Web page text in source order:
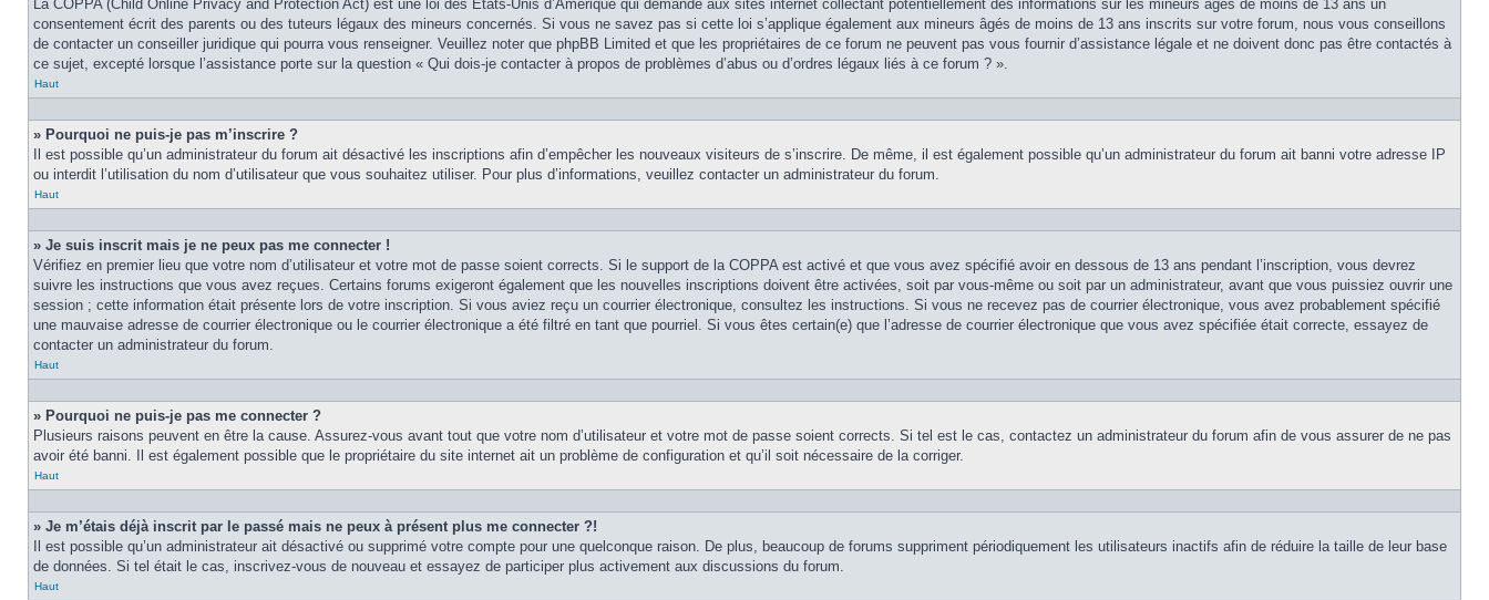
La COPPA (Child Online Privacy and Protection Act) est une loi des États-Unis d’Amérique qui demande aux sites internet collectant potentiellement des informations sur les mineurs âgés de moins de 13 ans un
consentement écrit des parents ou des tuteurs légaux des mineurs concernés. Si vous ne savez pas si cette loi s’applique également aux mineurs âgés de moins de 13 ans inscrits sur votre forum, nous vous conseillons
de contacter un conseiller juridique qui pourra vous renseigner. Veuillez noter que phpBB Limited et que les propriétaires de ce forum ne peuvent pas vous fournir d’assistance légale et ne doivent donc pas être contactés à
ce sujet, excepté lorsque l’assistance porte sur la question « Qui dois-je contacter à propos de problèmes d’abus ou d’ordres légaux liés à ce forum ? ».
Haut
» Pourquoi ne puis-je pas m’inscrire ?
Il est possible qu’un administrateur du forum ait désactivé les inscriptions afin d’empêcher les nouveaux visiteurs de s’inscrire. De même, il est également possible qu’un administrateur du forum ait banni votre adresse IP
ou interdit l’utilisation du nom d’utilisateur que vous souhaitez utiliser. Pour plus d’informations, veuillez contacter un administrateur du forum.
Haut
» Je suis inscrit mais je ne peux pas me connecter !
Vérifiez en premier lieu que votre nom d’utilisateur et votre mot de passe soient corrects. Si le support de la COPPA est activé et que vous avez spécifié avoir en dessous de 13 ans pendant l’inscription, vous devrez
suivre les instructions que vous avez reçues. Certains forums exigeront également que les nouvelles inscriptions doivent être activées, soit par vous-même ou soit par un administrateur, avant que vous puissiez ouvrir une
session ; cette information était présente lors de votre inscription. Si vous aviez reçu un courrier électronique, consultez les instructions. Si vous ne recevez pas de courrier électronique, vous avez probablement spécifié
une mauvaise adresse de courrier électronique ou le courrier électronique a été filtré en tant que pourriel. Si vous êtes certain(e) que l’adresse de courrier électronique que vous avez spécifiée était correcte, essayez de
contacter un administrateur du forum.
Haut
» Pourquoi ne puis-je pas me connecter ?
Plusieurs raisons peuvent en être la cause. Assurez-vous avant tout que votre nom d’utilisateur et votre mot de passe soient corrects. Si tel est le cas, contactez un administrateur du forum afin de vous assurer de ne pas
avoir été banni. Il est également possible que le propriétaire du site internet ait un problème de configuration et qu’il soit nécessaire de la corriger.
Haut
» Je m’étais déjà inscrit par le passé mais ne peux à présent plus me connecter ?!
Il est possible qu’un administrateur ait désactivé ou supprimé votre compte pour une quelconque raison. De plus, beaucoup de forums suppriment périodiquement les utilisateurs inactifs afin de réduire la taille de leur base
de données. Si tel était le cas, inscrivez-vous de nouveau et essayez de participer plus activement aux discussions du forum.
Haut